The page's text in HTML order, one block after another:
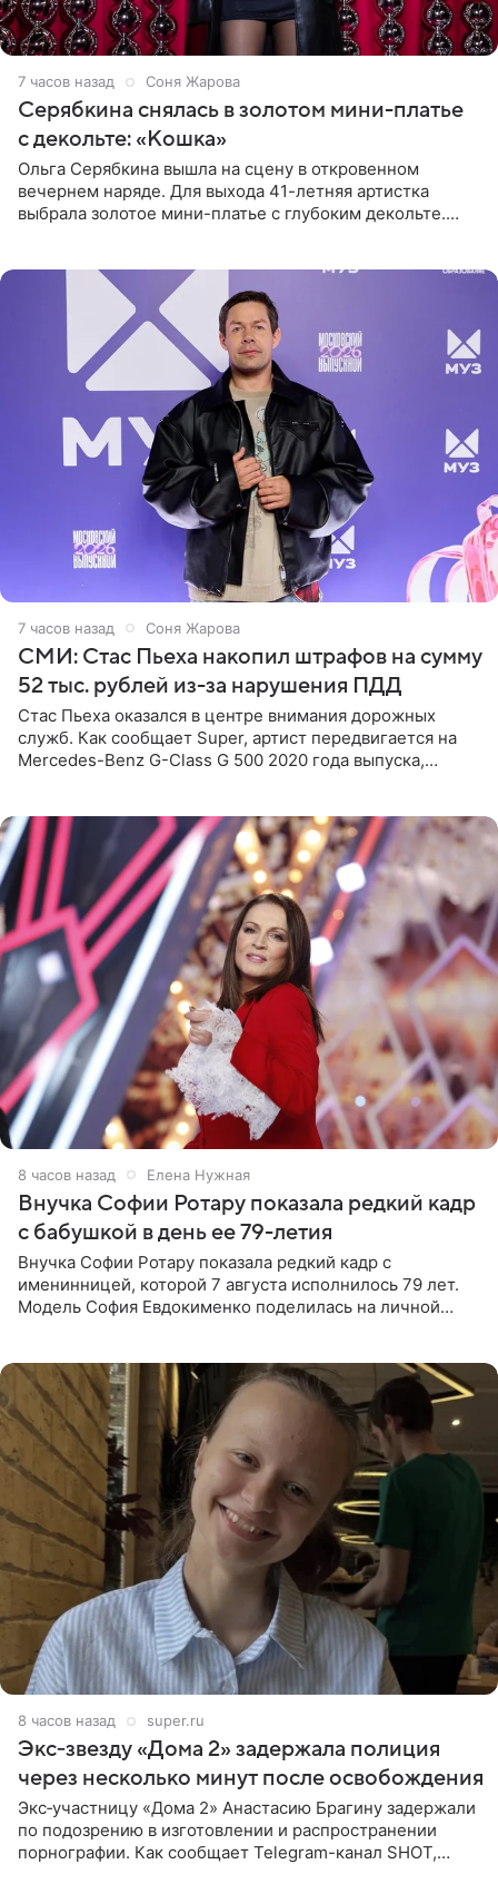
7 часов назад Соня Жарова
Серябкина снялась в золотом мини-платье
с декольте: «Кошка»
Ольга Серябкина вышла на сцену в откровенном
вечернем наряде. Для выхода 41-летняя артистка
выбрала золотое мини-платье с глубоким декольте.
7 часов назад Соня Жарова
СМИ: Стас Пьеха накопил штрафов на сумму
52 тыс. рублей из-за нарушения ПДД
Стас Пьеха оказался в центре внимания дорожных
служб. Как сообщает Super, артист передвигается на
Mercedes-Benz G-Class G 500 2020 года выпуска,
8 часов назад Елена Нужная
Внучка Софии Ротару показала редкий кадр
с бабушкой в день ее 79-летия
Внучка Софии Ротару показала редкий кадр с
именинницей, которой 7 августа исполнилось 79 лет.
Модель София Евдокименко поделилась на личной
8 часов назад super.ru
Экс‑звезду «Дома 2» задержала полиция
через несколько минут после освобождения
Экс‑участницу «Дома 2» Анастасию Брагину задержали
по подозрению в изготовлении и распространении
порнографии. Как сообщает Telegram-канал SHOT,